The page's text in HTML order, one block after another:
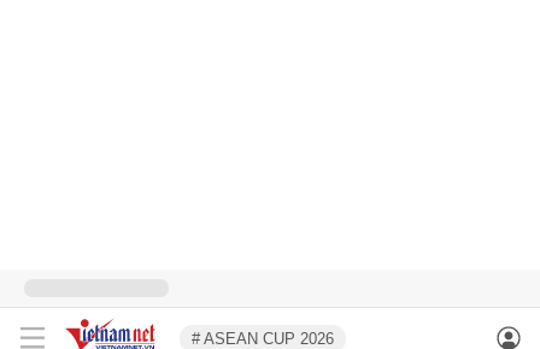
# ASEAN CUP 2026